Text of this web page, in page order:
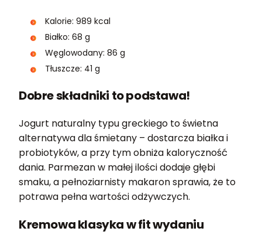
Kalorie: 989 kcal
Białko: 68 g
Węglowodany: 86 g
Tłuszcze: 41 g
Dobre składniki to podstawa!
Jogurt naturalny typu greckiego to świetna
alternatywa dla śmietany – dostarcza białka i
probiotyków, a przy tym obniża kaloryczność
dania. Parmezan w małej ilości dodaje głębi
smaku, a pełnoziarnisty makaron sprawia, że to
potrawa pełna wartości odżywczych.
Kremowa klasyka w fit wydaniu